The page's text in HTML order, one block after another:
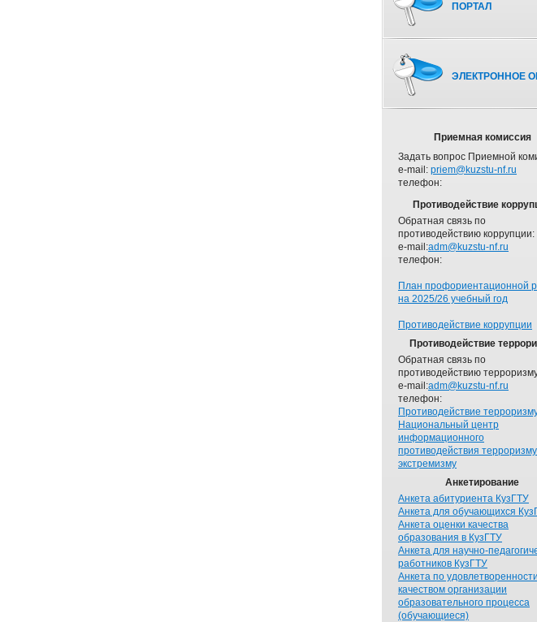
ПОРТАЛ
ЭЛЕКТРОННОЕ
Приемная комиссия
Задать вопрос Приемной
e-mail: priem@kuzstu-nf.ru
телефон:
Противодействие
Обратная связь по
противодействию коррупции:
e-mail:adm@kuzstu-nf.ru
телефон:
План профориентационной
на 2025/26 учебный год
Противодействие коррупции
Противодействие
Обратная связь по
противодействию
e-mail:adm@kuzstu-nf.ru
телефон:
Противодействие
Национальный центр
информационного
противодействия
экстремизму
Анкетирование
Анкета абитуриента КузГТУ
Анкета для обучающихся
Анкета оценки качества
образования в КузГТУ
Анкета для научно-
работников КузГТУ
Анкета по
качеством организации
образовательного процесса
(обучающиеся)